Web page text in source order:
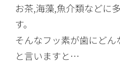
お茶,海藻,魚介類などに
す。
そんなフッ素が歯にど
と言いますと…